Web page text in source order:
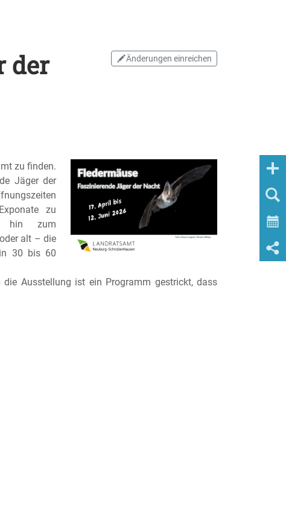
Änderungen einreichen
der
zu finden.
Jäger der
zu
hin zum
alt – die
30 bis 60
Ausstellung ist ein Programm gestrickt, dass